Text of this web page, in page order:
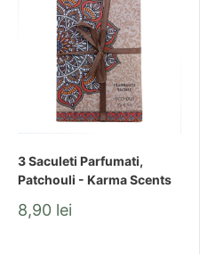
3 Saculeti Parfumati,
Patchouli - Karma Scents
Pret
redus
8,90 lei